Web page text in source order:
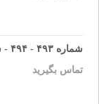
شماره ۴۹۳ - ۴۹۴ - شهریور و مهر ۱۴۰۳
تماس بگیرید